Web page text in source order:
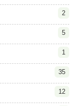
2
5
1
35
12